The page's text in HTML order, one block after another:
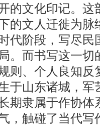
的文化印记。这
的文人迁徙为脉
代阶段，写尽
。而书写这一切
则、个人良知反
于山东诸城，军
期隶属于作协
，触碰了当代